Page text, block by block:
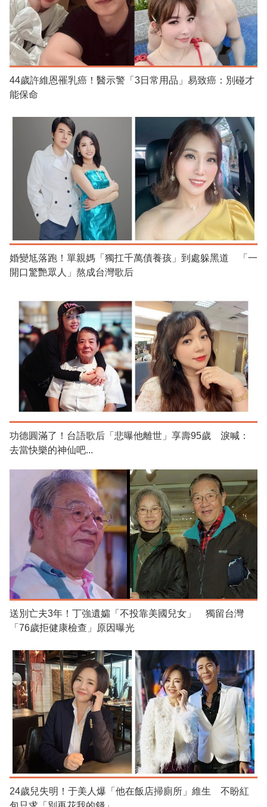
44歲許維恩罹乳癌！醫示警「3日常用品」易致癌：別碰才
能保命
婚變尪落跑！單親媽「獨扛千萬債養孩」到處躲黑道 「一
開口驚艷眾人」熬成台灣歌后
功德圓滿了！台語歌后「悲曝他離世」享壽95歲 淚喊：
去當快樂的神仙吧...
送別亡夫3年！丁強遺孀「不投靠美國兒女」 獨留台灣
「76歲拒健康檢查」原因曝光
24歲兒失明！于美人爆「他在飯店掃廁所」維生 不盼紅